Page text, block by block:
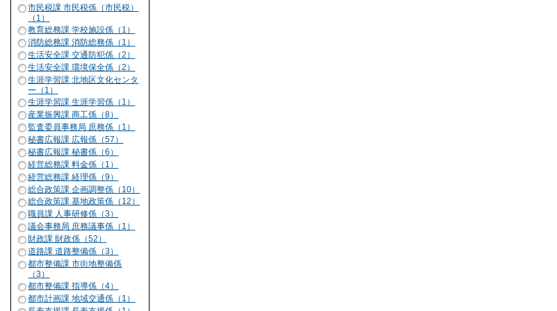
市民税課 市民税係（市民税）
（1）
教育総務課 学校施設係（1）
消防総務課 消防総務係（1）
生活安全課 交通防犯係（2）
生活安全課 環境保全係（2）
生涯学習課 北地区文化センタ
ー（1）
生涯学習課 生涯学習係（1）
産業振興課 商工係（8）
監査委員事務局 庶務係（1）
秘書広報課 広報係（57）
秘書広報課 秘書係（6）
経営総務課 料金係（1）
経営総務課 経理係（9）
総合政策課 企画調整係（10）
総合政策課 基地政策係（12）
職員課 人事研修係（3）
議会事務局 庶務議事係（1）
財政課 財政係（52）
道路課 道路整備係（3）
都市整備課 市街地整備係
（3）
都市整備課 指導係（4）
都市計画課 地域交通係（1）